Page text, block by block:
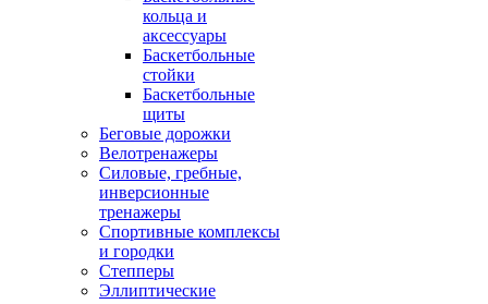
кольца и
аксессуары
Баскетбольные
стойки
Баскетбольные
щиты
Беговые дорожки
Велотренажеры
Силовые, гребные,
инверсионные
тренажеры
Спортивные комплексы
и городки
Степперы
Эллиптические